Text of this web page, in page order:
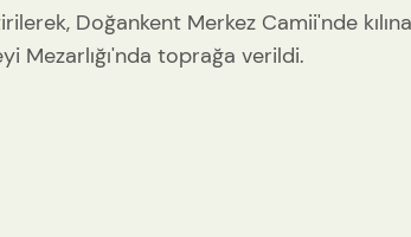
Doğankent Merkez Camii'nde
Mezarlığı'nda toprağa verildi.